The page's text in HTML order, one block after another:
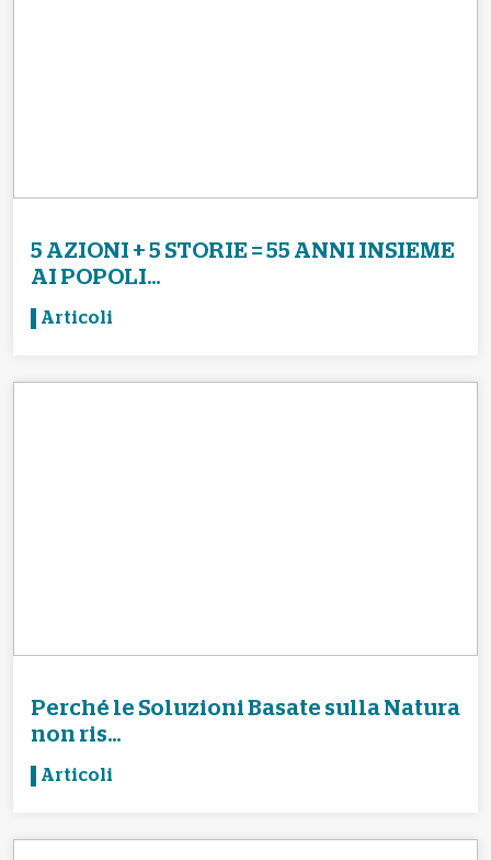
5 AZIONI + 5 STORIE = 55 ANNI INSIEME
AI POPOLI...
Articoli
Perché le Soluzioni Basate sulla Natura
non ris...
Articoli